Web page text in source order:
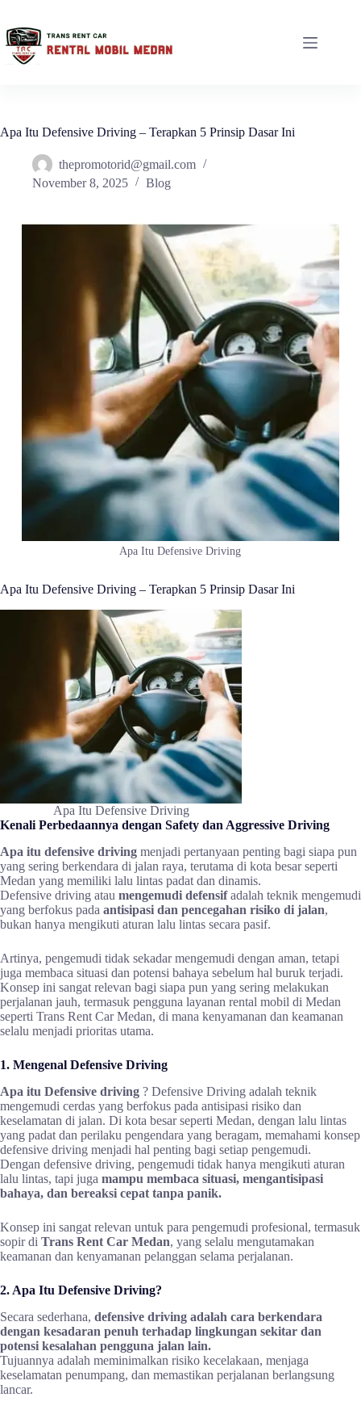
Apa Itu Defensive Driving – Terapkan 5 Prinsip Dasar Ini
thepromotorid@gmail.com
November 8, 2025
Blog
Apa Itu Defensive Driving
Apa Itu Defensive Driving – Terapkan 5 Prinsip Dasar Ini
Apa Itu Defensive Driving
Kenali Perbedaannya dengan Safety dan Aggressive Driving
Apa itu defensive driving menjadi pertanyaan penting bagi siapa pun
yang sering berkendara di jalan raya, terutama di kota besar seperti
Medan yang memiliki lalu lintas padat dan dinamis.
Defensive driving atau mengemudi defensifadalah teknik mengemudi
yang berfokus pada antisipasi dan pencegahan risiko di jalan,
bukan hanya mengikuti aturan lalu lintas secara pasif.
Artinya, pengemudi tidak sekadar mengemudi dengan aman, tetapi
juga membaca situasi dan potensi bahaya sebelum hal buruk terjadi.
Konsep ini sangat relevan bagi siapa pun yang sering melakukan
perjalanan jauh, termasuk pengguna layanan rental mobil di Medan
seperti Trans Rent Car Medan, di mana kenyamanan dan keamanan
selalu menjadi prioritas utama.
1. Mengenal Defensive Driving
Apa itu Defensive driving ? Defensive Driving adalah teknik
mengemudi cerdas yang berfokus pada antisipasi risiko dan
keselamatan di jalan. Di kota besar seperti Medan, dengan lalu lintas
yang padat dan perilaku pengendara yang beragam, memahami konsep
defensive driving menjadi hal penting bagi setiap pengemudi.
Dengan defensive driving, pengemudi tidak hanya mengikuti aturan
lalu lintas, tapi juga mampu membaca situasi, mengantisipasi
bahaya, dan bereaksi cepat tanpa panik.
Konsep ini sangat relevan untuk para pengemudi profesional, termasuk
sopir di Trans Rent Car Medan, yang selalu mengutamakan
keamanan dan kenyamanan pelanggan selama perjalanan.
2. Apa Itu Defensive Driving?
Secara sederhana, defensive driving adalah cara berkendara
dengan kesadaran penuh terhadap lingkungan sekitar dan
potensi kesalahan pengguna jalan lain.
Tujuannya adalah meminimalkan risiko kecelakaan, menjaga
keselamatan penumpang, dan memastikan perjalanan berlangsung
lancar.